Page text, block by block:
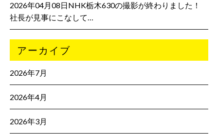
2026年04月08日NHK栃木630の撮影が終わりました！
社長が見事にこなして…
アーカイブ
2026年7月
2026年4月
2026年3月